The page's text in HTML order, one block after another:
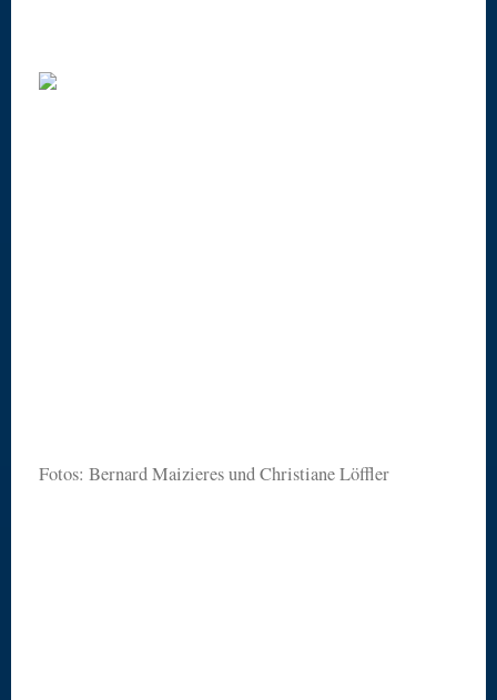
Fotos: Bernard Maizieres und Christiane Löffler